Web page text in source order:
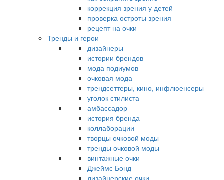
коррекция зрения у детей
проверка остроты зрения
рецепт на очки
Тренды и герои
дизайнеры
истории брендов
мода подиумов
очковая мода
трендсеттеры, кино, инфлюенсеры
уголок стилиста
амбассадор
история бренда
коллаборации
творцы очковой моды
тренды очковой моды
винтажные очки
Джеймс Бонд